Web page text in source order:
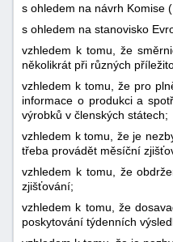
s ohledem na návrh Komise (
s ohledem na stanovisko
vzhledem k tomu, že
několikrát při různých
vzhledem k tomu, že pro
informace o produkci a
výrobků v členských státech;
vzhledem k tomu, že je
třeba provádět měsíční
vzhledem k tomu, že
zjišťování;
vzhledem k tomu, že
poskytování týdenních